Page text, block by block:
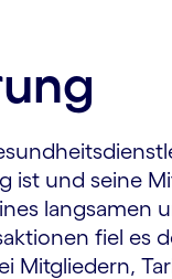
ist und seine
langsamen
fiel es
Mitgliedern,